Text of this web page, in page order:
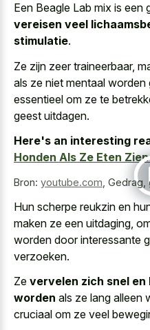
Een Beagle Lab mix is een
vereisen veel
stimulatie.
Ze zijn zeer traineerbaar,
als ze niet mentaal worden
essentieel om ze te
geest uitdagen.
Here's an interesting
Honden Als Ze Eten Zien
Bron: youtube.com Gedrag,
Hun scherpe reukzin en
maken ze een uitdaging,
worden door interessante
verzoeken.
Ze vervelen zich snel
worden als ze lang alleen
cruciaal om ze veel